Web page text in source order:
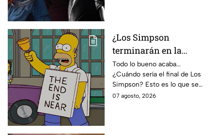
¿Los Simpson
terminarán en la
temporada 40? Actriz
de Bart Simpson da
IMPACTANTE
declaración
Todo lo bueno acaba...
¿Cuándo sería el final de Los
Simpson? Esto es lo que se
sabe:
07 agosto, 2026